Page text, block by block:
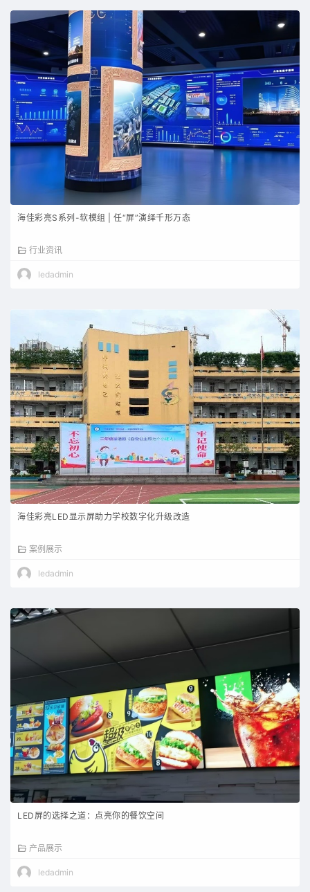
海佳彩亮S系列-软模组 | 任“屏”演绎千形万态
行业资讯
ledadmin
海佳彩亮LED显示屏助力学校数字化升级改造
案例展示
ledadmin
LED屏的选择之道：点亮你的餐饮空间
产品展示
ledadmin